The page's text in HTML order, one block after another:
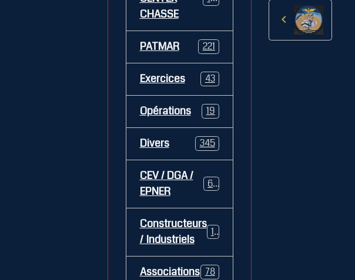
CHASSE
PATMAR 221
Exercices 43
Opérations 19
Divers 345
CEV / DGA /
EPNER
62
Constructeurs
/ Industriels
127
Associations 78